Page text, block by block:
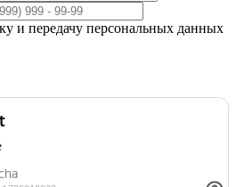
и передачу персональных данных